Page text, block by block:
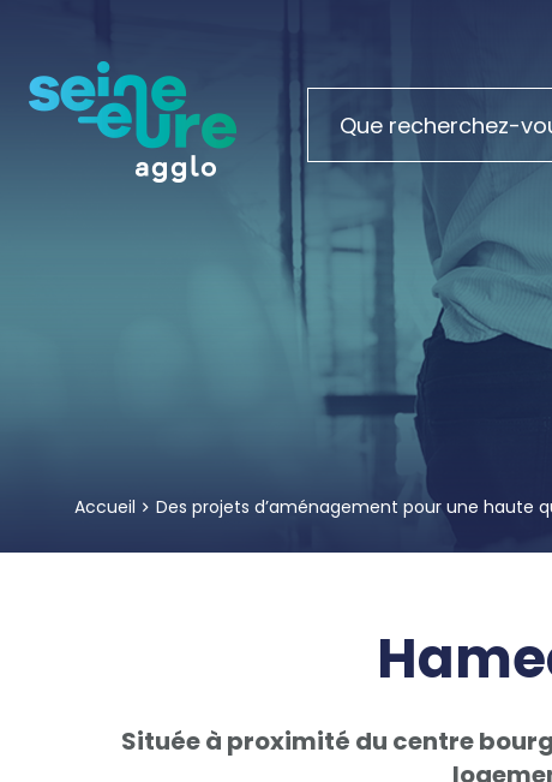
Accueil Des projets d’aménagement pour une haute
Située à proximité du centre